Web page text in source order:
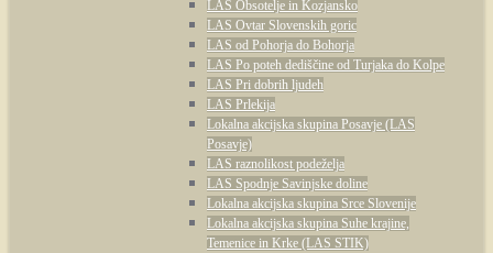
LAS Obsotelje in Kozjansko
LAS Ovtar Slovenskih goric
LAS od Pohorja do Bohorja
LAS Po poteh dediščine od Turjaka do Kolpe
LAS Pri dobrih ljudeh
LAS Prlekija
Lokalna akcijska skupina Posavje (LAS
Posavje)
LAS raznolikost podeželja
LAS Spodnje Savinjske doline
Lokalna akcijska skupina Srce Slovenije
Lokalna akcijska skupina Suhe krajine,
Temenice in Krke (LAS STIK)